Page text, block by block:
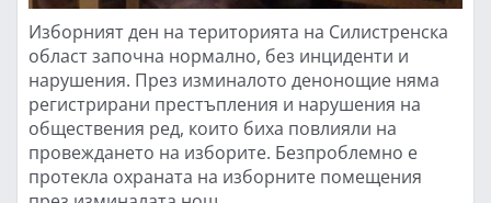
Изборният ден на територията на Силистренска
област започна нормално, без инциденти и
нарушения. През изминалото денонощие няма
регистрирани престъпления и нарушения на
обществения ред, които биха повлияли на
провеждането на изборите. Безпроблемно е
протекла охраната на изборните помещения